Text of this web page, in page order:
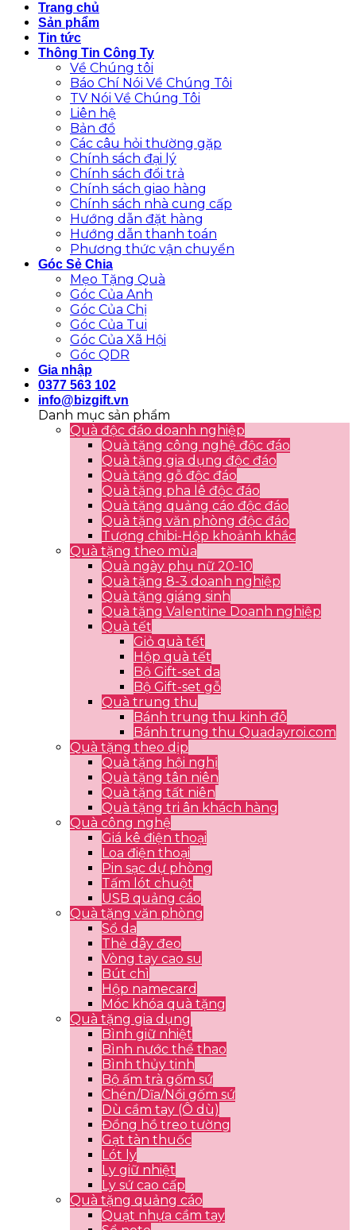
Trang chủ
Sản phẩm
Tin tức
Thông Tin Công Ty
Về Chúng tôi
Báo Chí Nói Về Chúng Tôi
TV Nói Về Chúng Tôi
Liên hệ
Bản đồ
Các câu hỏi thường gặp
Chính sách đại lý
Chính sách đổi trả
Chính sách giao hàng
Chính sách nhà cung cấp
Hướng dẫn đặt hàng
Hướng dẫn thanh toán
Phương thức vận chuyển
Góc Sẻ Chia
Mẹo Tặng Quà
Góc Của Anh
Góc Của Chị
Góc Của Tui
Góc Của Xã Hội
Góc QDR
Gia nhập
0377 563 102
info@bizgift.vn
Danh mục sản phẩm
Quà độc đáo doanh nghiệp
Quà tặng công nghệ độc đáo
Quà tặng gia dụng độc đáo
Quà tặng gỗ độc đáo
Quà tặng pha lê độc đáo
Quà tặng quảng cáo độc đáo
Quà tặng văn phòng độc đáo
Tượng chibi-Hộp khoảnh khắc
Quà tặng theo mùa
Quà ngày phụ nữ 20-10
Quà tặng 8-3 doanh nghiệp
Quà tặng giáng sinh
Quà tặng Valentine Doanh nghiệp
Quà tết
Giỏ quà tết
Hộp quà tết
Bộ Gift-set da
Bộ Gift-set gỗ
Quà trung thu
Bánh trung thu kinh đô
Bánh trung thu Quadayroi.com
Quà tặng theo dịp
Quà tặng hội nghị
Quà tặng tân niên
Quà tặng tất niên
Quà tặng tri ân khách hàng
Quà công nghệ
Giá kê điện thoại
Loa điện thoại
Pin sạc dự phòng
Tấm lót chuột
USB quảng cáo
Quà tặng văn phòng
Sổ da
Thẻ dây đeo
Vòng tay cao su
Bút chì
Hộp namecard
Móc khóa quà tặng
Quà tặng gia dụng
Bình giữ nhiệt
Bình nước thể thao
Bình thủy tinh
Bộ ấm trà gốm sứ
Chén/Dĩa/Nồi gốm sứ
Dù cầm tay (Ô dù)
Đồng hồ treo tường
Gạt tàn thuốc
Lót ly
Ly giữ nhiệt
Ly sứ cao cấp
Quà tặng quảng cáo
Quạt nhựa cầm tay